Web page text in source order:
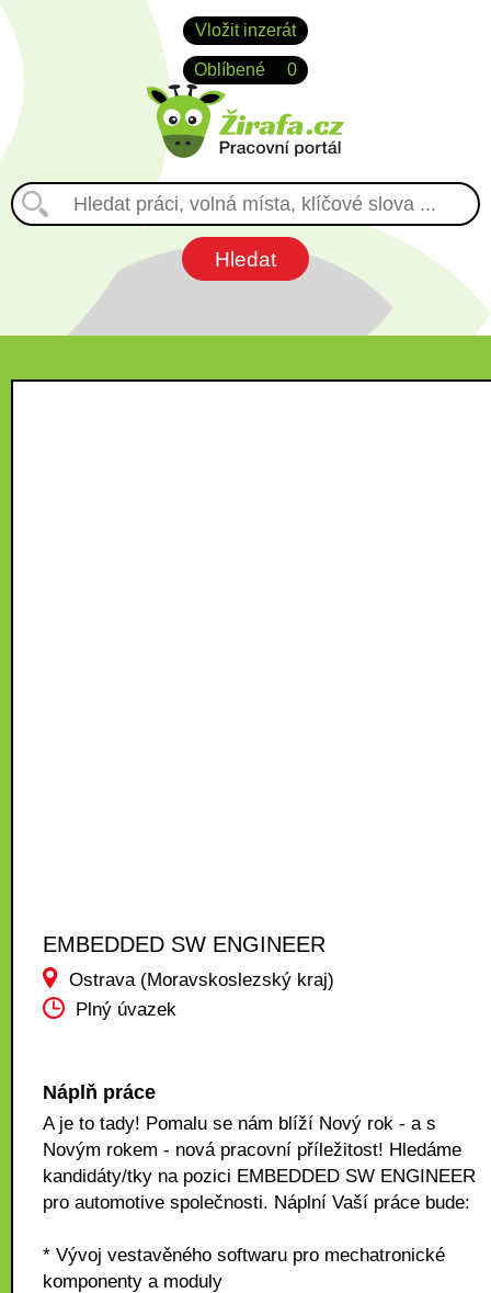
Vložit inzerát
Oblíbené 0
EMBEDDED SW ENGINEER
Ostrava (Moravskoslezský kraj)
Plný úvazek
Náplň práce
A je to tady! Pomalu se nám blíží Nový rok - a s
Novým rokem - nová pracovní příležitost! Hledáme
kandidáty/tky na pozici EMBEDDED SW ENGINEER
pro automotive společnosti. Náplní Vaší práce bude:
* Vývoj vestavěného softwaru pro mechatronické
komponenty a moduly